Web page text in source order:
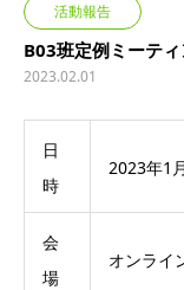
活動報告
B03班定例ミーテ
2023.02.01
日
時
2023年1
会
場
オンライ